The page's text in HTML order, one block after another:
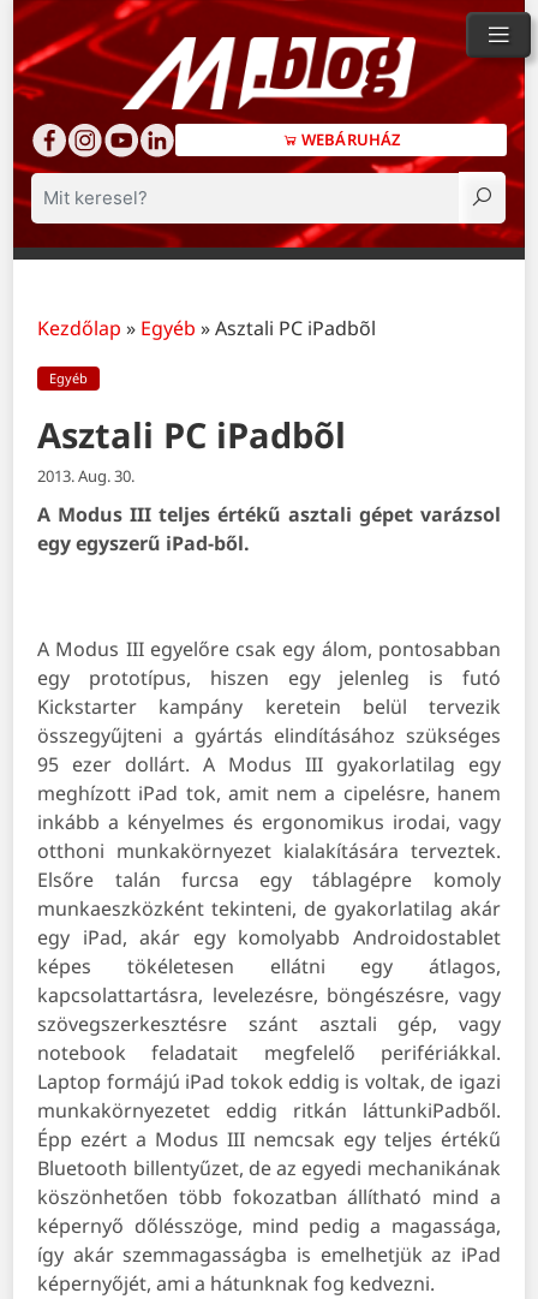
WEBÁRUHÁZ
Keresés
Kezdőlap » Egyéb »Asztali PC iPadbõl
Egyéb
Asztali PC iPadbõl
2013. Aug. 30.
A Modus III teljes értékű asztali gépet varázsol
egy egyszerű iPad-ből.
A Modus III egyelőre csak egy álom, pontosabban
egy prototípus, hiszen egy jelenleg is futó
Kickstarter kampány keretein belül tervezik
összegyűjteni a gyártás elindításához szükséges
95 ezer dollárt. A Modus III gyakorlatilag egy
meghízott iPad tok, amit nem a cipelésre, hanem
inkább a kényelmes és ergonomikus irodai, vagy
otthoni munkakörnyezet kialakítására terveztek.
Elsőre talán furcsa egy táblagépre komoly
munkaeszközként tekinteni, de gyakorlatilag akár
egy iPad, akár egy komolyabb Androidostablet
képes tökéletesen ellátni egy átlagos,
kapcsolattartásra, levelezésre, böngészésre, vagy
szövegszerkesztésre szánt asztali gép, vagy
notebook feladatait megfelelő perifériákkal.
Laptop formájú iPad tokok eddig is voltak, de igazi
munkakörnyezetet eddig ritkán láttunkiPadből.
Épp ezért a Modus III nemcsak egy teljes értékű
Bluetooth billentyűzet, de az egyedi mechanikának
köszönhetően több fokozatban állítható mind a
képernyő dőlésszöge, mind pedig a magassága,
így akár szemmagasságba is emelhetjük az iPad
képernyőjét, ami a hátunknak fog kedvezni.